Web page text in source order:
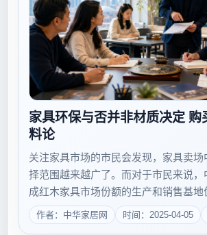
家具环保与否并非材质决定 购
料论
关注家具市场的市民会发现，家具卖
择范围越来越广了。而对于市民来说，
成红木家具市场份额的生产和销售基地
民购买红木家具更是具有得天独厚的优
木家具这种昔日的收藏品也日益平民
作者：中华家居网 时间：2025-04-05